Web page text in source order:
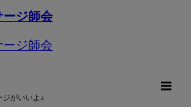
ージ師会
ジ師会
ジがいいよ♪